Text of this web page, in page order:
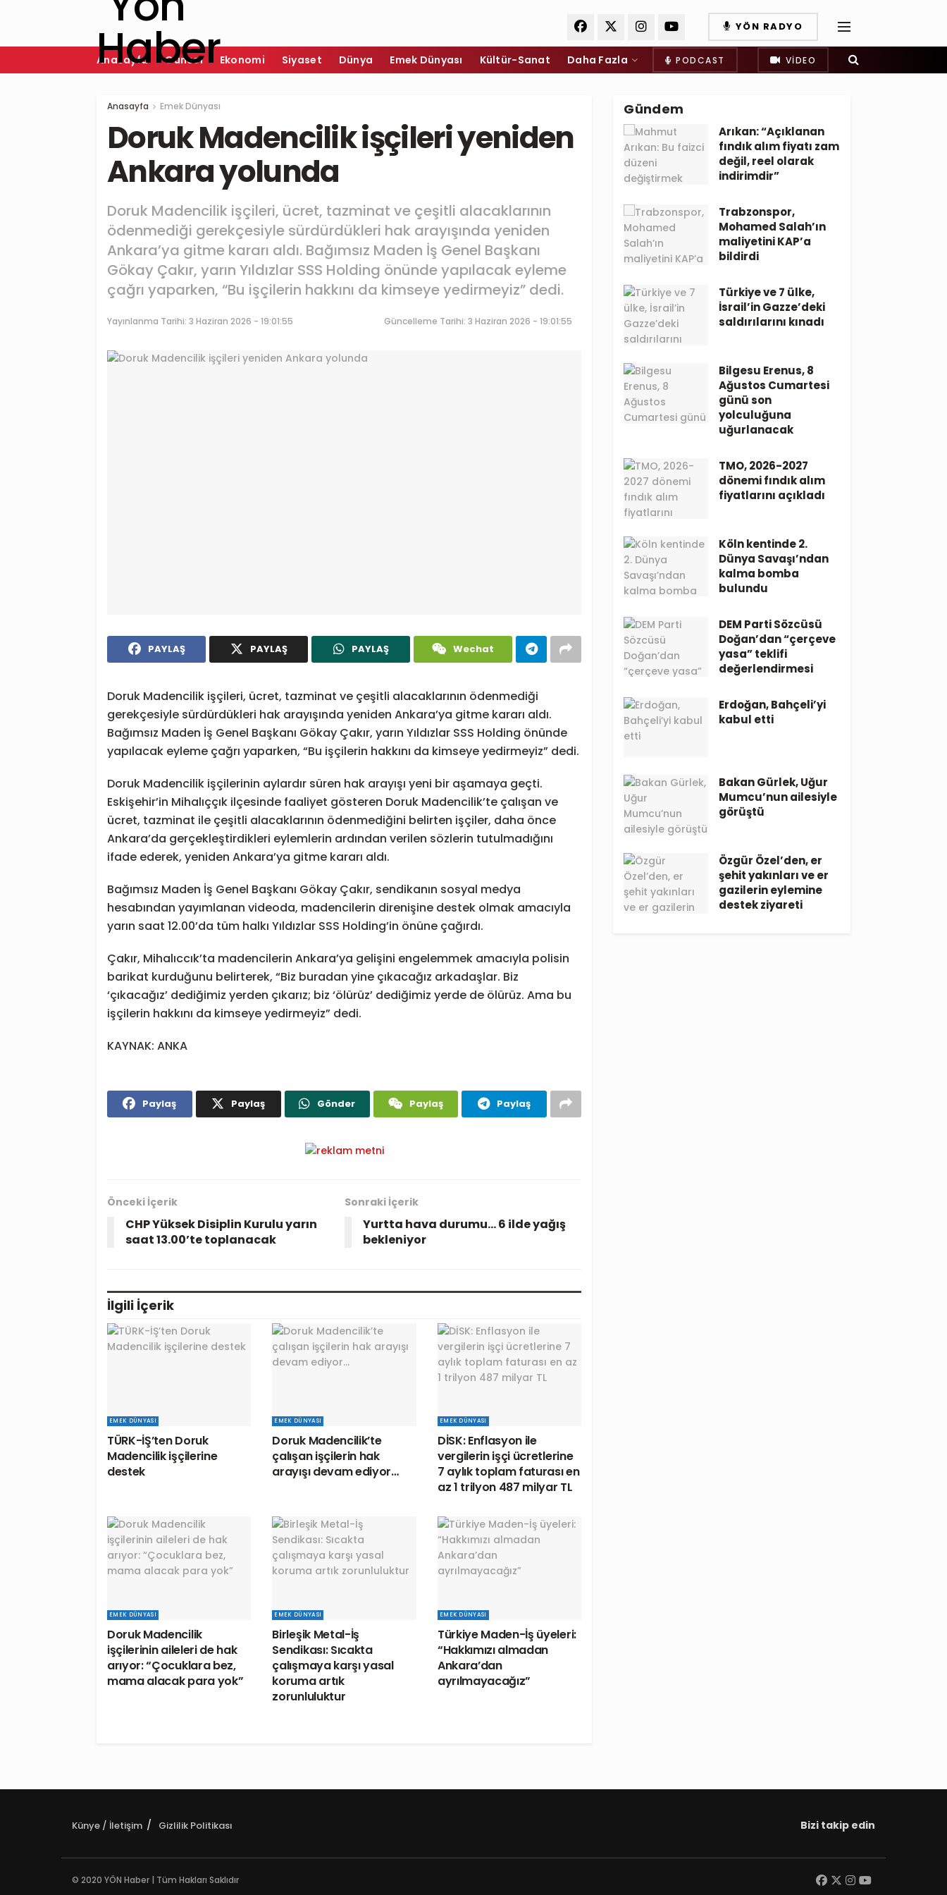
YÖN RADYO
Anasayfa Güncel Ekonomi Siyaset Dünya Emek Dünyası Kültür-Sanat Daha Fazla PODCAST VIDEO
Anasayfa Emek Dünyası
Doruk Madencilik işçileri yeniden
Ankara yolunda
Doruk Madencilik işçileri, ücret, tazminat ve çeşitli alacaklarının
ödenmediği gerekçesiyle sürdürdükleri hak arayışında yeniden
Ankara’ya gitme kararı aldı. Bağımsız Maden İş Genel Başkanı
Gökay Çakır, yarın Yıldızlar SSS Holding önünde yapılacak eyleme
çağrı yaparken, “Bu işçilerin hakkını da kimseye yedirmeyiz” dedi.
Yayınlanma Tarihi: 3 Haziran 2026 - 19:01:55 Güncelleme Tarihi: 3 Haziran 2026 - 19:01:55
PAYLAŞ PAYLAŞ PAYLAŞ Wechat
Doruk Madencilik işçileri, ücret, tazminat ve çeşitli alacaklarının ödenmediği
gerekçesiyle sürdürdükleri hak arayışında yeniden Ankara’ya gitme kararı aldı.
Bağımsız Maden İş Genel Başkanı Gökay Çakır, yarın Yıldızlar SSS Holding önünde
yapılacak eyleme çağrı yaparken, “Bu işçilerin hakkını da kimseye yedirmeyiz” dedi.
Doruk Madencilik işçilerinin aylardır süren hak arayışı yeni bir aşamaya geçti.
Eskişehir’in Mihalıççık ilçesinde faaliyet gösteren Doruk Madencilik’te çalışan ve
ücret, tazminat ile çeşitli alacaklarının ödenmediğini belirten işçiler, daha önce
Ankara’da gerçekleştirdikleri eylemlerin ardından verilen sözlerin tutulmadığını
ifade ederek, yeniden Ankara’ya gitme kararı aldı.
Bağımsız Maden İş Genel Başkanı Gökay Çakır, sendikanın sosyal medya
hesabından yayımlanan videoda, madencilerin direnişine destek olmak amacıyla
yarın saat 12.00’da tüm halkı Yıldızlar SSS Holding’in önüne çağırdı.
Çakır, Mihalıccık’ta madencilerin Ankara’ya gelişini engelemmek amacıyla polisin
barikat kurduğunu belirterek, “Biz buradan yine çıkacağız arkadaşlar. Biz
‘çıkacağız’ dediğimiz yerden çıkarız; biz ‘ölürüz’ dediğimiz yerde de ölürüz. Ama bu
işçilerin hakkını da kimseye yedirmeyiz” dedi.
KAYNAK: ANKA
Paylaş Paylaş Gönder Paylaş Paylaş
Önceki İçerik
CHP Yüksek Disiplin Kurulu yarın
saat 13.00’te toplanacak
Sonraki İçerik
Yurtta hava durumu… 6 ilde yağış
bekleniyor
İlgili İçerik
EMEK DÜNYASI
TÜRK-İŞ’ten Doruk
Madencilik işçilerine
destek
EMEK DÜNYASI
Doruk Madencilik’te
çalışan işçilerin hak
arayışı devam ediyor…
EMEK DÜNYASI
DİSK: Enflasyon ile
vergilerin işçi ücretlerine
7 aylık toplam faturası en
az 1 trilyon 487 milyar TL
EMEK DÜNYASI
Doruk Madencilik
işçilerinin aileleri de hak
arıyor: “Çocuklara bez,
mama alacak para yok”
EMEK DÜNYASI
Birleşik Metal-İş
Sendikası: Sıcakta
çalışmaya karşı yasal
koruma artık
zorunluluktur
EMEK DÜNYASI
Türkiye Maden-İş üyeleri:
“Hakkımızı almadan
Ankara’dan
ayrılmayacağız”
Gündem
Arıkan: “Açıklanan
fındık alım fiyatı zam
değil, reel olarak
indirimdir”
Trabzonspor,
Mohamed Salah’ın
maliyetini KAP’a
bildirdi
Türkiye ve 7 ülke,
İsrail’in Gazze’deki
saldırılarını kınadı
Bilgesu Erenus, 8
Ağustos Cumartesi
günü son
yolculuğuna
uğurlanacak
TMO, 2026-2027
dönemi fındık alım
fiyatlarını açıkladı
Köln kentinde 2.
Dünya Savaşı’ndan
kalma bomba
bulundu
DEM Parti Sözcüsü
Doğan’dan “çerçeve
yasa” teklifi
değerlendirmesi
Erdoğan, Bahçeli’yi
kabul etti
Bakan Gürlek, Uğur
Mumcu’nun ailesiyle
görüştü
Özgür Özel’den, er
şehit yakınları ve er
gazilerin eylemine
destek ziyareti
Künye / İletişim Gizlilik Politikası Bizi takip edin
© 2020 YÖN Haber | Tüm Hakları Saklıdır